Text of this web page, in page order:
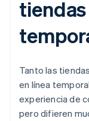
Tanto las
en línea
experiencia de
pero difieren